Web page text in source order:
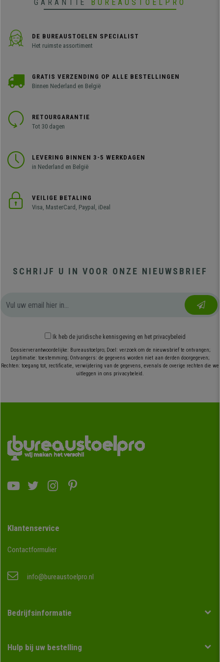
GARANTIE BUREAUSTOELPRO
DE BUREAUSTOELEN SPECIALIST
Het ruimste assortiment
GRATIS VERZENDING OP ALLE BESTELLINGEN
Binnen Nederland en België
RETOURGARANTIE
Tot 30 dagen
LEVERING BINNEN 3-5 WERKDAGEN
in Nederland en België
VEILIGE BETALING
Visa, MasterCard, Paypal, iDeal
SCHRIJF U IN VOOR ONZE NIEUWSBRIEF
Ik heb de juridische kennisgeving en het privacybeleid
Dossierverantwoordelijke: Bureaustoelpro; Doel: verzoek om de nieuwsbrief te ontvangen;
Legitimatie: toestemming; Ontvangers: de gegevens worden niet aan derden doorgegeven;
Rechten: toegang tot, rectificatie, verwijdering van de gegevens, evenals de overige rechten die we
uitleggen in ons privacybeleid.
Klantenservice
Contactformulier
info@bureaustoelpro.nl
Bedrijfsinformatie
Hulp bij uw bestelling